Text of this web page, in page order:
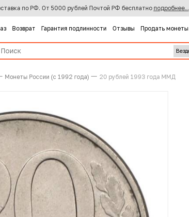
по РФ. От 5000 рублей Почтой РФ бесплатно подробнее...
Возврат Гарантия подлинности Отзывы Продать монеты
Монеты России (с 1992 года) 20 рублей 1993 года ММД